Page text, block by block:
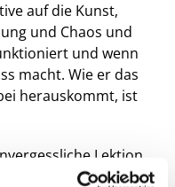
auf die Kunst,
und Chaos und
und wenn
macht. Wie er das
herauskommt, ist
Lektion
hassen – und